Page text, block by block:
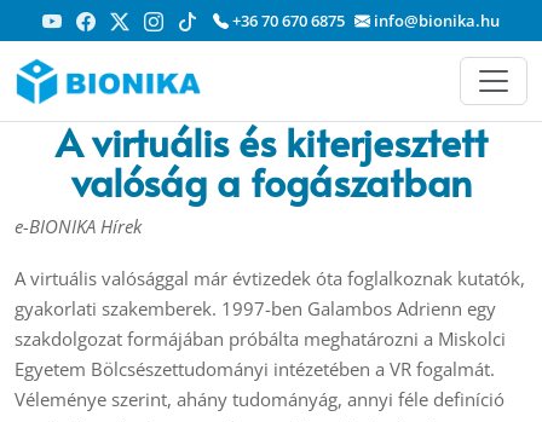
+36 70 670 6875 info@bionika.hu
A virtuális és kiterjesztett
valóság a fogászatban
e-BIONIKA Hírek
A virtuális valósággal már évtizedek óta foglalkoznak kutatók,
gyakorlati szakemberek. 1997-ben Galambos Adrienn egy
szakdolgozat formájában próbálta meghatározni a Miskolci
Egyetem Bölcsészettudományi intézetében a VR fogalmát.
Véleménye szerint, ahány tudományág, annyi féle definíció